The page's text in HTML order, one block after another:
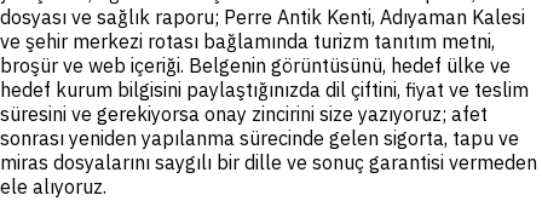
dosyası ve sağlık raporu; Perre Antik Kenti, Adıyaman Kalesi
ve şehir merkezi rotası bağlamında turizm tanıtım metni,
broşür ve web içeriği. Belgenin görüntüsünü, hedef ülke ve
hedef kurum bilgisini paylaştığınızda dil çiftini, fiyat ve teslim
süresini ve gerekiyorsa onay zincirini size yazıyoruz; afet
sonrası yeniden yapılanma sürecinde gelen sigorta, tapu ve
miras dosyalarını saygılı bir dille ve sonuç garantisi vermeden
ele alıyoruz.